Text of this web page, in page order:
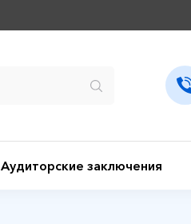
Аудиторские заключения